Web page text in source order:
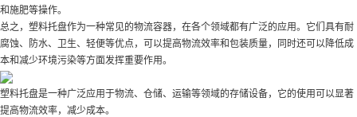
和施肥等操作。
总之，塑料托盘作为一种常见的物流容器，在各个领域都有广泛的应用。它们具有耐
腐蚀、防水、卫生、轻便等优点，可以提高物流效率和包装质量，同时还可以降低成
本和减少环境污染等方面发挥重要作用。
塑料托盘是一种广泛应用于物流、仓储、运输等领域的存储设备，它的使用可以显著
提高物流效率，减少成本。